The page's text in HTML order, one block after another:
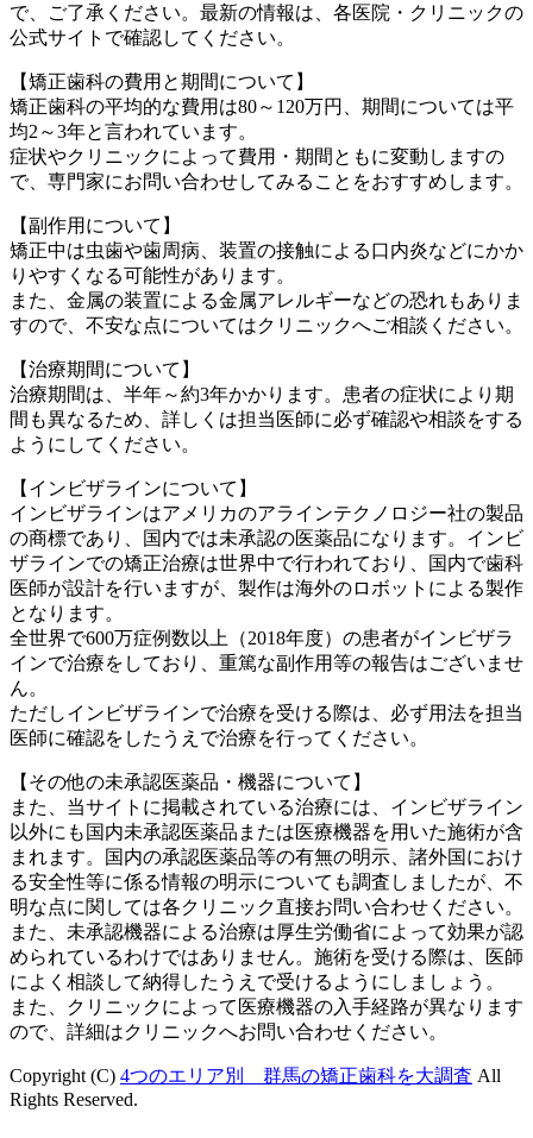
で、ご了承ください。最新の情報は、各医院・クリニックの
公式サイトで確認してください。
【矯正歯科の費用と期間について】
矯正歯科の平均的な費用は80～120万円、期間については平
均2～3年と言われています。
症状やクリニックによって費用・期間ともに変動しますの
で、専門家にお問い合わせしてみることをおすすめします。
【副作用について】
矯正中は虫歯や歯周病、装置の接触による口内炎などにかか
りやすくなる可能性があります。
また、金属の装置による金属アレルギーなどの恐れもありま
すので、不安な点についてはクリニックへご相談ください。
【治療期間について】
治療期間は、半年～約3年かかります。患者の症状により期
間も異なるため、詳しくは担当医師に必ず確認や相談をする
ようにしてください。
【インビザラインについて】
インビザラインはアメリカのアラインテクノロジー社の製品
の商標であり、国内では未承認の医薬品になります。インビ
ザラインでの矯正治療は世界中で行われており、国内で歯科
医師が設計を行いますが、製作は海外のロボットによる製作
となります。
全世界で600万症例数以上（2018年度）の患者がインビザラ
インで治療をしており、重篤な副作用等の報告はございませ
ん。
ただしインビザラインで治療を受ける際は、必ず用法を担当
医師に確認をしたうえで治療を行ってください。
【その他の未承認医薬品・機器について】
また、当サイトに掲載されている治療には、インビザライン
以外にも国内未承認医薬品または医療機器を用いた施術が含
まれます。国内の承認医薬品等の有無の明示、諸外国におけ
る安全性等に係る情報の明示についても調査しましたが、不
明な点に関しては各クリニック直接お問い合わせください。
また、未承認機器による治療は厚生労働省によって効果が認
められているわけではありません。施術を受ける際は、医師
によく相談して納得したうえで受けるようにしましょう。
また、クリニックによって医療機器の入手経路が異なります
ので、詳細はクリニックへお問い合わせください。
Copyright (C) 4つのエリア別 群馬の矯正歯科を大調査 All
Rights Reserved.